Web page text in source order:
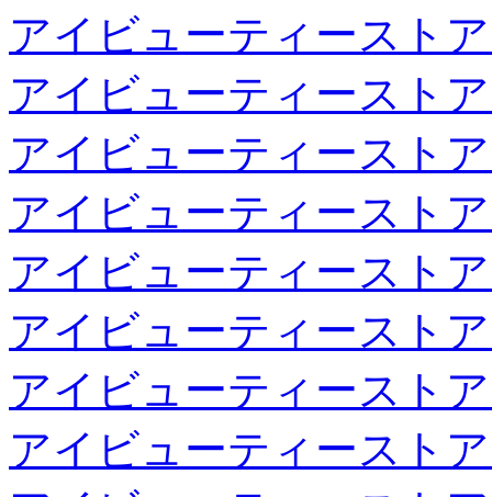
アイビューティースト
アイビューティースト
アイビューティースト
アイビューティースト
アイビューティースト
アイビューティースト
アイビューティースト
アイビューティースト